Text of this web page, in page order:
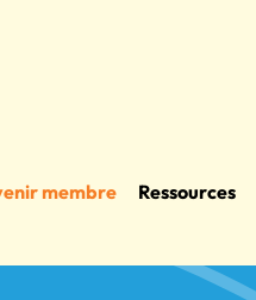
membre Ressources